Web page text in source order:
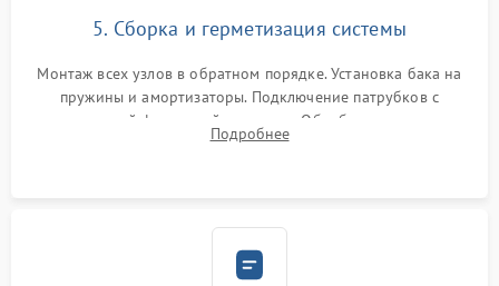
5. Сборка и герметизация системы
Монтаж всех узлов в обратном порядке. Установка бака на
пружины и амортизаторы. Подключение патрубков с
надежной фиксацией хомутами. Обработка стыков
герметиком для предотвращения возможных протечек воды.
Подробнее